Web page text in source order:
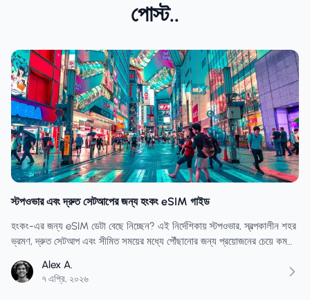
পোস্ট..
স্টপওভার এবং দ্রুত সেটআপের জন্য হংকং eSIM গাইড
হংকং-এর জন্য eSIM ডেটা বেছে নিচ্ছেন? এই নির্দেশিকায় স্টপওভার, স্বল্পকালীন শহর
ভ্রমণ, দ্রুত সেটআপ এবং সীমিত সময়ের মধ্যে পৌঁছানোর জন্য প্রয়োজনের চেয়ে কম
Alex A.
৭ এপ্রি, ২০২৬